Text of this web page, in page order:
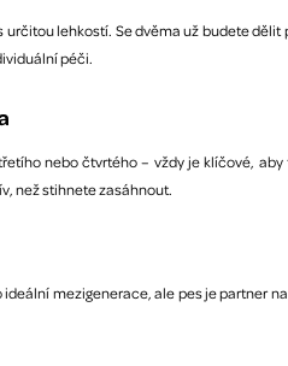
lehkostí. Se dvěma už budete
péči.
nebo čtvrtého – vždy je klíčové,
než stihnete zasáhnout.
mezigenerace, ale pes je partner